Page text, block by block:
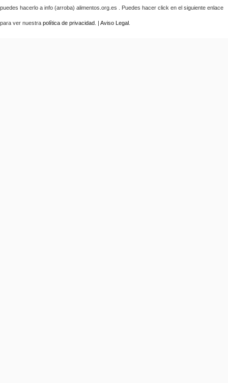
puedes hacerlo a info (arroba) alimentos.org.es . Puedes hacer click en el siguiente enlace
para ver nuestra política de privacidad . | Aviso Legal